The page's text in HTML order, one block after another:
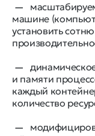
машине
установить
и памяти
каждый
количество